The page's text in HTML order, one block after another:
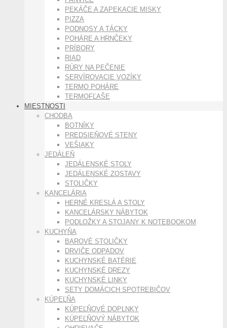
PEKÁČE A ZAPEKACIE MISKY
PIZZA
PODNOSY A TÁCKY
POHÁRE A HRNČEKY
PRÍBORY
RIAD
RÚRY NA PEČENIE
SERVÍROVACIE VOZÍKY
TERMO POHÁRE
TERMOFĽAŠE
MIESTNOSTI
CHODBA
BOTNÍKY
PREDSIEŇOVÉ STENY
VEŠIAKY
JEDÁLEŇ
JEDÁLENSKÉ STOLY
JEDÁLENSKÉ ZOSTAVY
STOLIČKY
KANCELÁRIA
HERNÉ KRESLÁ A STOLY
KANCELÁRSKY NÁBYTOK
PODLOŽKY A STOJANY K NOTEBOOKOM
KUCHYŇA
BAROVÉ STOLIČKY
DRVIČE ODPADOV
KUCHYNSKÉ BATÉRIE
KUCHYNSKÉ DREZY
KUCHYNSKÉ LINKY
SETY DOMÁCICH SPOTREBIČOV
KÚPEĽŇA
KÚPEĽŇOVÉ DOPLNKY
KÚPEĽŇOVÝ NÁBYTOK